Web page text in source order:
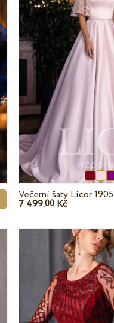
Večerní šaty Licor 1905
7 499.00 Kč